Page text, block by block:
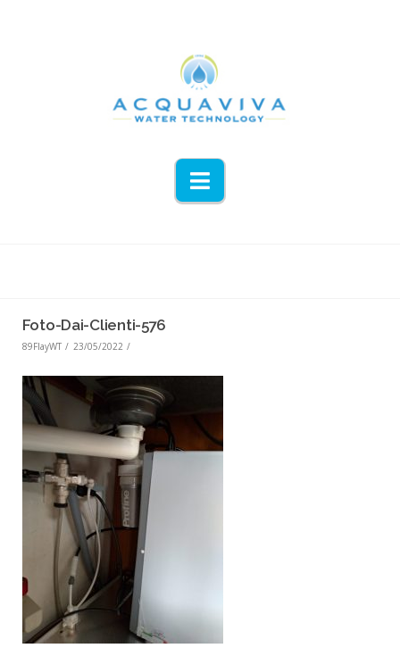
Navigation
Foto-Dai-Clienti-576
89FlayWT 23/05/2022